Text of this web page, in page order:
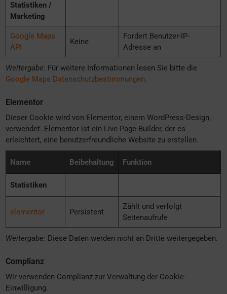
Statistiken /
Marketing
Google Maps
API
Keine
Fordert Benutzer-IP-
Adresse an
Weitergabe: Für weitere Informationen lesen Sie bitte die
Google Maps Datenschutzbestimmungen.
Elementor
Dieser Cookie wird von Elementor, einem WordPress-Design,
verwendet. Elementor ist ein Live-Page-Builder, der es
erleichtert, eine benutzerfreundliche Website zu erstellen.
Name Beibehaltung Funktion
Statistiken
elementor Persistent
Zählt und verfolgt
Seitenaufrufe
Weitergabe: Diese Daten werden nicht an Dritte weitergegeben.
Complianz
Wir verwenden Complianz zur Verwaltung der Cookie-
Einwilligung.